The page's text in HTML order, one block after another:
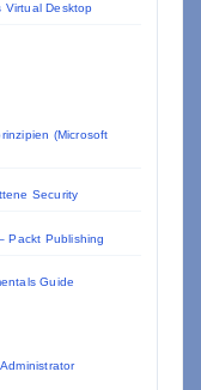
Virtual Desktop
(Microsoft
Security
Packt Publishing
Guide